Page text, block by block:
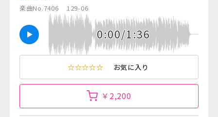
楽曲No.7406 129-06
0:00/1:36
☆☆☆☆☆ お気に入り
￥2,200